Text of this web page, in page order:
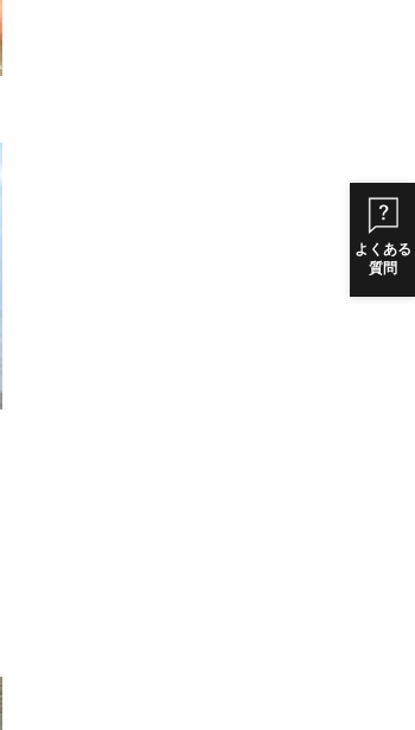
よくある
質問